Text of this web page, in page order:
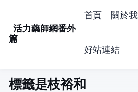
活力藥師網番外
篇
首頁 關於我
好站連結
標籤: 是枝裕和 (1)